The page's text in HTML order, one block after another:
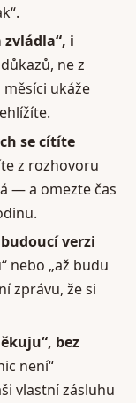
i
ne z
ukáže
se cítíte
z rozhovoru
— a omezte čas
verzi
nebo „až budu
zprávu, že si
bez
není“
vlastní zásluhu